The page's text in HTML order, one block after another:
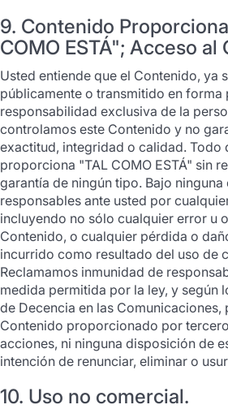
9. Contenido
COMO ESTÁ"; Acceso al
Usted entiende que el Contenido, ya
públicamente o transmitido en forma
responsabilidad exclusiva de la
controlamos este Contenido y no
exactitud, integridad o calidad. Todo
proporciona "TAL COMO ESTÁ" sin
garantía de ningún tipo. Bajo
responsables ante usted por
incluyendo no sólo cualquier error u
Contenido, o cualquier pérdida o
incurrido como resultado del uso de
Reclamamos inmunidad de
medida permitida por la ley, y según
de Decencia en las Comunicaciones,
Contenido proporcionado por
acciones, ni ninguna disposición de
intención de renunciar, eliminar o
10. Uso no comercial.